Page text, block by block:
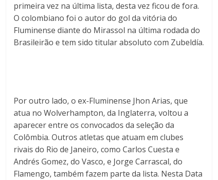
primeira vez na última lista, desta vez ficou de fora.
O colombiano foi o autor do gol da vitória do
Fluminense diante do Mirassol na última rodada do
Brasileirão e tem sido titular absoluto com Zubeldía.
Por outro lado, o ex-Fluminense Jhon Arias, que
atua no Wolverhampton, da Inglaterra, voltou a
aparecer entre os convocados da seleção da
Colômbia. Outros atletas que atuam em clubes
rivais do Rio de Janeiro, como Carlos Cuesta e
Andrés Gomez, do Vasco, e Jorge Carrascal, do
Flamengo, também fazem parte da lista. Nesta Data